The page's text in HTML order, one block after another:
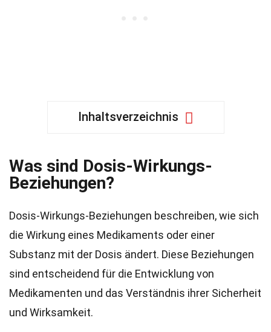
Inhaltsverzeichnis
Was sind Dosis-Wirkungs-
Beziehungen?
Dosis-Wirkungs-Beziehungen beschreiben, wie sich
die Wirkung eines Medikaments oder einer
Substanz mit der Dosis ändert. Diese Beziehungen
sind entscheidend für die Entwicklung von
Medikamenten und das Verständnis ihrer Sicherheit
und Wirksamkeit.